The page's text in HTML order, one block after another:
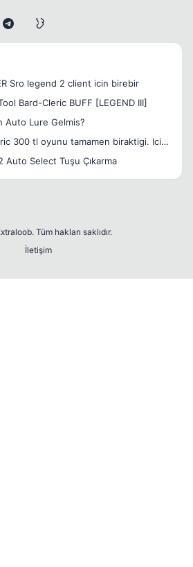
Sro legend 2 client icin birebir
Bard-Cleric BUFF [LEGEND III]
Auto Lure Gelmis?
300 tl oyunu tamamen biraktigi. Icin
legend kitli 4 staff 12 dg l.a set 12 d
Auto Select Tuşu Çıkarma
Tüm hakları saklıdır.
İletişim